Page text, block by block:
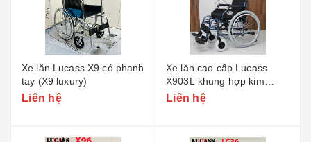
Xe lăn Lucass X9 có phanh
tay (X9 luxury)
Liên hệ
Xe lăn cao cấp Lucass
X903L khung hợp kim
nhôm
Liên hệ